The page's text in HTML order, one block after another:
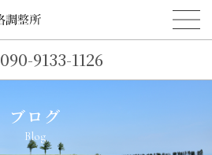
090-9133-1126
ブログ
Blog